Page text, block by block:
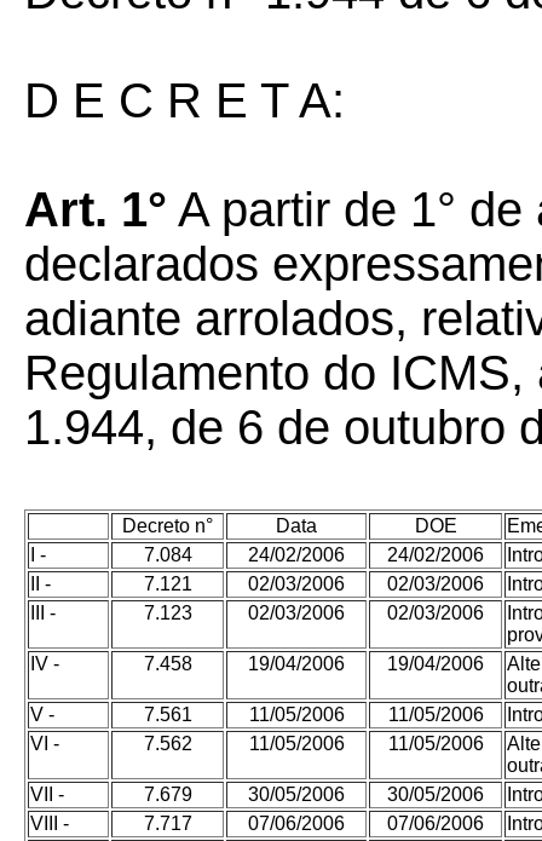
D E C R E T A:
Art. 1° A partir de 1°
declarados
adiante arrolados,
Regulamento do
1.944, de 6 de outubro
Decreto n° Data DOE
I -
7.084 24/02/2006 24/02/2006
II -
7.121 02/03/2006 02/03/2006
III -
7.123 02/03/2006 02/03/2006
IV -
7.458 19/04/2006 19/04/2006
V -
7.561 11/05/2006 11/05/2006
VI -
7.562 11/05/2006 11/05/2006
VII -
7.679 30/05/2006 30/05/2006
VIII -
7.717 07/06/2006 07/06/2006